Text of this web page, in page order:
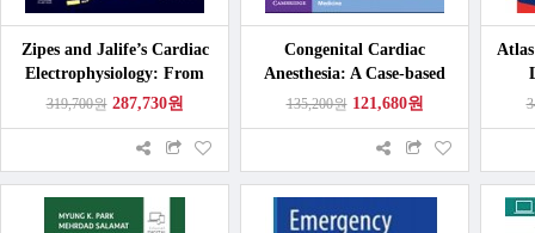
Zipes and Jalife’s Cardiac
Electrophysiology: From
Cell to Bedside,8/e
319,700원287,730원
Congenital Cardiac
Anesthesia: A Case-based
Approach
135,200원121,680원